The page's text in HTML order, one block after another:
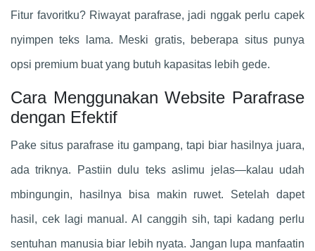
Fitur favoritku? Riwayat parafrase, jadi nggak perlu capek
nyimpen teks lama. Meski gratis, beberapa situs punya
opsi premium buat yang butuh kapasitas lebih gede.
Cara Menggunakan Website Parafrase
dengan Efektif
Pake situs parafrase itu gampang, tapi biar hasilnya juara,
ada triknya. Pastiin dulu teks aslimu jelas—kalau udah
mbingungin, hasilnya bisa makin ruwet. Setelah dapet
hasil, cek lagi manual. AI canggih sih, tapi kadang perlu
sentuhan manusia biar lebih nyata. Jangan lupa manfaatin